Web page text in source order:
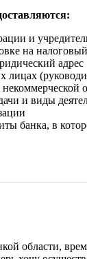
и
на
адрес
и виды
банка, в
области,